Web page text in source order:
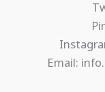
Email: